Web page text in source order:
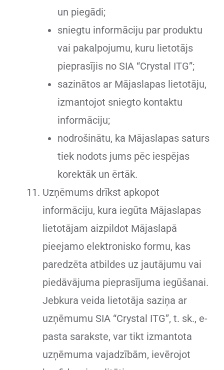
un piegādi;
sniegtu informāciju par produktu
vai pakalpojumu, kuru lietotājs
pieprasījis no SIA “Crystal ITG”;
sazinātos ar Mājaslapas lietotāju,
izmantojot sniegto kontaktu
informāciju;
nodrošinātu, ka Mājaslapas saturs
tiek nodots jums pēc iespējas
korektāk un ērtāk.
Uzņēmums drīkst apkopot
informāciju, kura iegūta Mājaslapas
lietotājam aizpildot Mājaslapā
pieejamo elektronisko formu, kas
paredzēta atbildes uz jautājumu vai
piedāvājuma pieprasījuma iegūšanai.
Jebkura veida lietotāja saziņa ar
uzņēmumu SIA “Crystal ITG”, t. sk., e-
pasta sarakste, var tikt izmantota
uzņēmuma vajadzībām, ievērojot